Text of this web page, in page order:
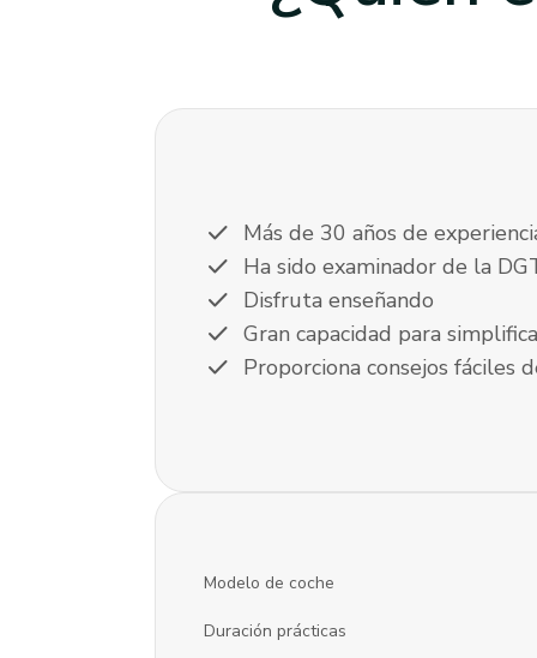
check Más de 30 años de
check Ha sido examinador de la
check Disfruta enseñando
check Gran capacidad para
check Proporciona consejos fáciles
Modelo de coche
Duración prácticas